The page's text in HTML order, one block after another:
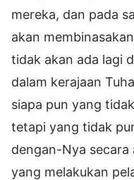
mereka, dan pada
akan
tidak akan ada lagi
dalam kerajaan
siapa pun yang
tetapi yang tidak
dengan-Nya secara
yang melakukan